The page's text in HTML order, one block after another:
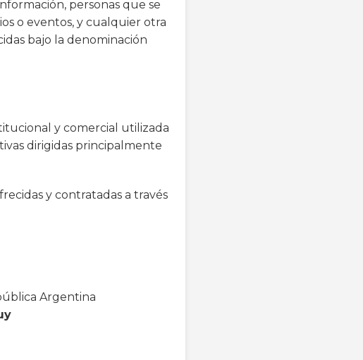
personas que se
o eventos, y cualquier otra
bajo la denominación
y comercial utilizada
dirigidas principalmente
y contratadas a través
Argentina